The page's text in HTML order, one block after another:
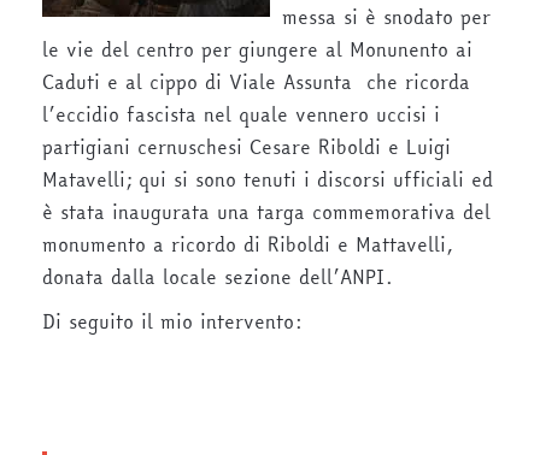
messa si è snodato per
le vie del centro per giungere al Monunento ai
Caduti e al cippo di Viale Assunta che ricorda
l’eccidio fascista nel quale vennero uccisi i
partigiani cernuschesi Cesare Riboldi e Luigi
Matavelli; qui si sono tenuti i discorsi ufficiali ed
è stata inaugurata una targa commemorativa del
monumento a ricordo di Riboldi e Mattavelli,
donata dalla locale sezione dell’ANPI.
Di seguito il mio intervento: